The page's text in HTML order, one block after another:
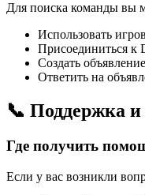
Для поиска команды вы
Использовать
Присоединиться к
Создать
Ответить на
📞 Поддержка
Где получить
Если у вас возникли